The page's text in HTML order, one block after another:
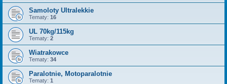
Samoloty Ultralekkie
Tematy: 16
UL 70kg/115kg
Tematy: 2
Wiatrakowce
Tematy: 34
Paralotnie, Motoparalotnie
Tematy: 1